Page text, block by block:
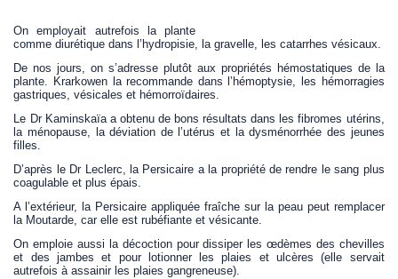
On employait autrefois la plante
comme diurétique dans l’hydropisie, la gravelle, les catarrhes vésicaux.
De nos jours, on s’adresse plutôt aux propriétés hémostatiques de la
plante. Krarkowen la recommande dans l’hémoptysie, les hémorragies
gastriques, vésicales et hémorroïdaires.
Le Dr Kaminskaïa a obtenu de bons résultats dans les fibromes utérins,
la ménopause, la déviation de l’utérus et la dysménorrhée des jeunes
filles.
D’après le Dr Leclerc, la Persicaire a la propriété de rendre le sang plus
coagulable et plus épais.
A l’extérieur, la Persicaire appliquée fraîche sur la peau peut remplacer
la Moutarde, car elle est rubéfiante et vésicante.
On emploie aussi la décoction pour dissiper les œdèmes des chevilles
et des jambes et pour lotionner les plaies et ulcères (elle servait
autrefois à assainir les plaies gangreneuse).